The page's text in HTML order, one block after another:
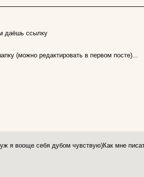
даёшь ссылку
(можно редактировать в первом посте)...
я вооще себя дубом чувствую)Как мне